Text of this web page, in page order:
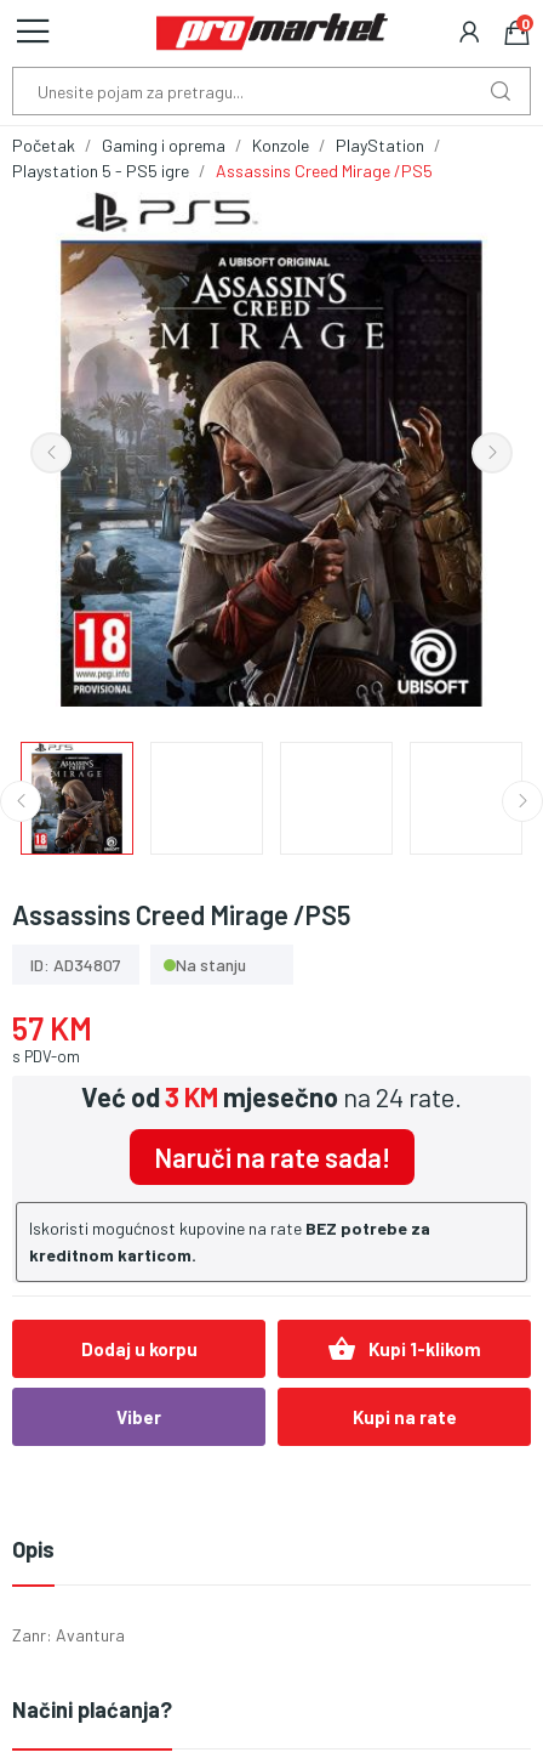
0
Početak Gaming i oprema Konzole
PlayStation
Playstation 5 - PS5 igre
Assassins Creed Mirage /PS5
Assassins Creed Mirage /PS5
ID: AD34807 Na stanju
57 KM
s PDV-om
Već od3 KM mjesečno na 24 rate.
Naruči na rate sada!
Iskoristi mogućnost kupovine na rate BEZ potrebe za
kreditnom karticom.
Dodaj u korpu shopping_basket Kupi 1-klikom
Viber Kupi na rate
Opis
Zanr: Avantura
Načini plaćanja?